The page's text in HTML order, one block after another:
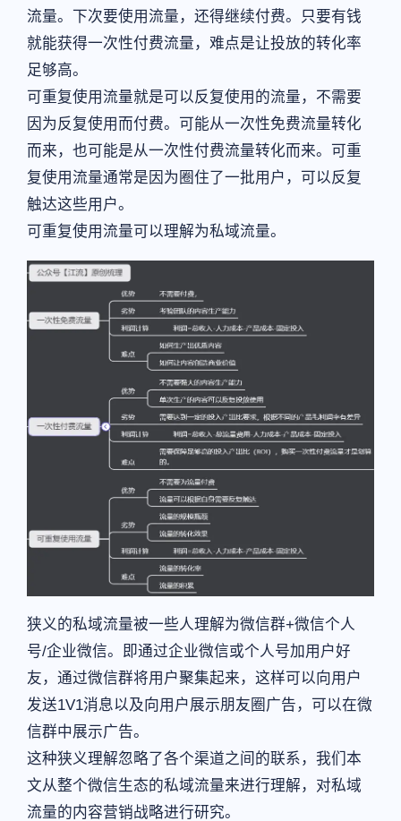
流量。下次要使用流量，还得继续付费。只要有钱
就能获得一次性付费流量，难点是让投放的转化率
足够高。
可重复使用流量就是可以反复使用的流量，不需要
因为反复使用而付费。可能从一次性免费流量转化
而来，也可能是从一次性付费流量转化而来。可重
复使用流量通常是因为圈住了一批用户，可以反复
触达这些用户。
可重复使用流量可以理解为私域流量。
狭义的私域流量被一些人理解为微信群+微信个人
号/企业微信。即通过企业微信或个人号加用户好
友，通过微信群将用户聚集起来，这样可以向用户
发送1V1消息以及向用户展示朋友圈广告，可以在微
信群中展示广告。
这种狭义理解忽略了各个渠道之间的联系，我们本
文从整个微信生态的私域流量来进行理解，对私域
流量的内容营销战略进行研究。